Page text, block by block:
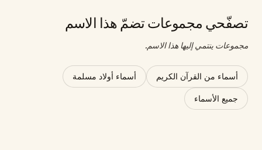
تصفّحي مجموعات تضمّ هذا الاسم
مجموعات ينتمي إليها هذا الاسم.
أسماء من القرآن الكريم أسماء أولاد مسلمة
جميع الأسماء